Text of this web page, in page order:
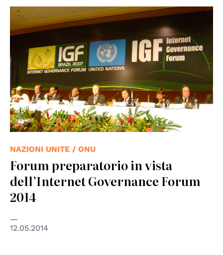
© SílviaSS
NAZIONI UNITE / ONU
Forum preparatorio in vista
dell’Internet Governance Forum
2014
12.05.2014